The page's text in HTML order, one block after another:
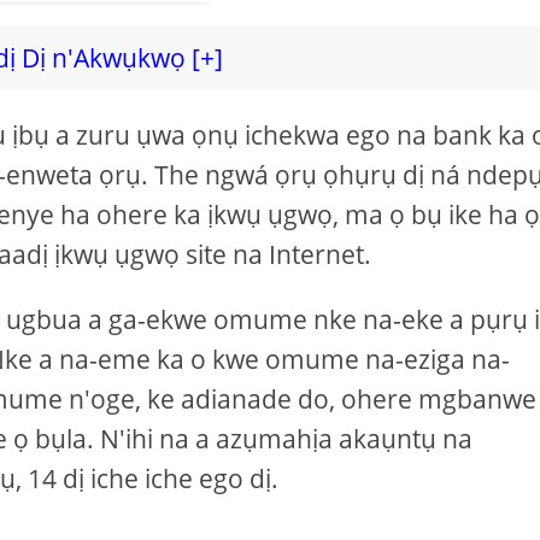
Dị n'Akwụkwọ [+]
a zuru ụwa ọnụ ichekwa ego na bank ka
ọrụ. The ngwá ọrụ ọhụrụ dị ná
ha ohere ka ịkwụ ụgwọ, ma ọ bụ ike ha
ịkwụ ụgwọ site na Internet.
a ga-ekwe omume nke na-eke a pụrụ
a na-eme ka o kwe omume na-eziga na-
n'oge, ke adianade do, ohere
bụla. N'ihi na a azụmahịa akaụntụ na
14 dị iche iche ego dị.